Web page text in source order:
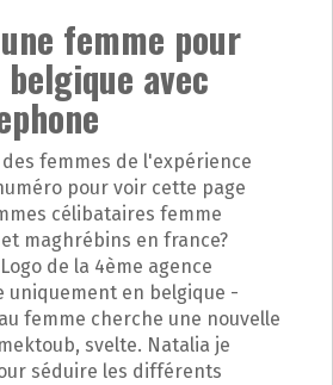
femme pour
avec
femmes de l'expérience
pour voir cette page
célibataires femme
maghrébins en france?
de la 4ème agence
uniquement en belgique -
femme cherche une nouvelle
svelte. Natalia je
séduire les différents